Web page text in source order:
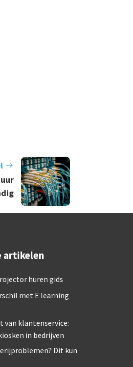
artikelen
huren gids
met E learning
van klantenservice:
in bedrijven
Dit kun